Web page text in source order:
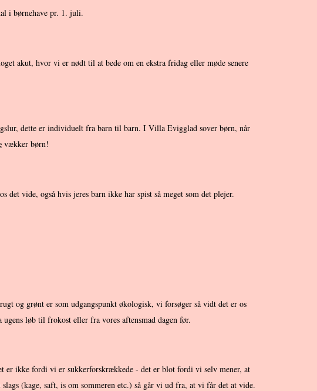
i børnehave pr. 1. juli.
akut, hvor vi er nødt til at bede om en ekstra fridag eller møde senere
dette er individuelt fra barn til barn. I Villa Evigglad sover børn, når
vækker børn!
vide, også hvis jeres barn ikke har spist så meget som det plejer.
og grønt er som udgangspunkt økologisk, vi forsøger så vidt det er os
løb til frokost eller fra vores aftensmad dagen før.
er ikke fordi vi er sukkerforskrækkede - det er blot fordi vi selv mener, at
(kage, saft, is om sommeren etc.) så går vi ud fra, at vi får det at vide.